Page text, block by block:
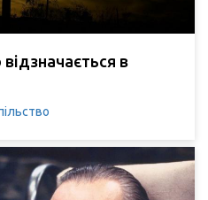
відзначається в